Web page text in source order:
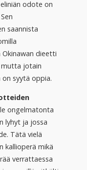
odote on
saannista
dieetti
mutta jotain
on syytä oppia.
ongelmatonta
lyhyt ja jossa
Tätä vielä
kallioperä mikä
verrattaessa